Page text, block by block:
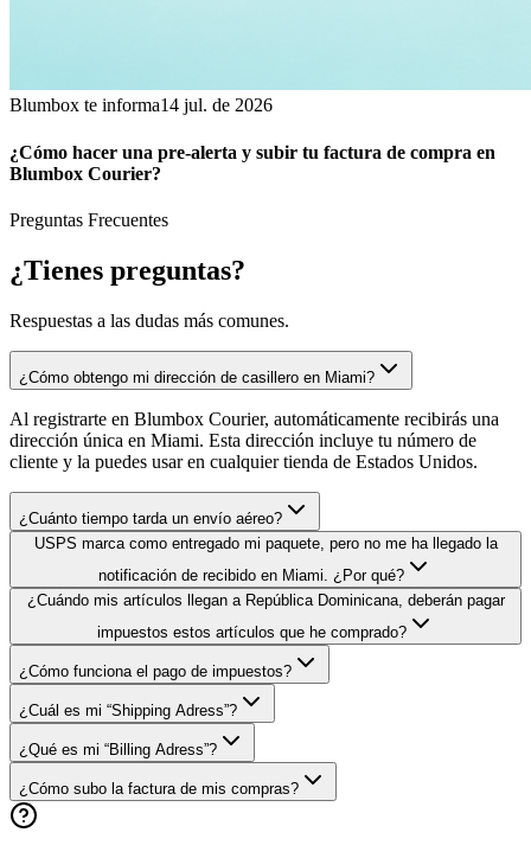
Blumbox te informa14 jul. de 2026
¿Cómo hacer una pre-alerta y subir tu factura de compra en
Blumbox Courier?
Preguntas Frecuentes
¿Tienes preguntas?
Respuestas a las dudas más comunes.
¿Cómo obtengo mi dirección de casillero en Miami?
Al registrarte en Blumbox Courier, automáticamente recibirás una
dirección única en Miami. Esta dirección incluye tu número de
cliente y la puedes usar en cualquier tienda de Estados Unidos.
¿Cuánto tiempo tarda un envío aéreo?
USPS marca como entregado mi paquete, pero no me ha llegado la
notificación de recibido en Miami. ¿Por qué?
¿Cuándo mis artículos llegan a República Dominicana, deberán pagar
impuestos estos artículos que he comprado?
¿Cómo funciona el pago de impuestos?
¿Cuál es mi “Shipping Adress”?
¿Qué es mi “Billing Adress”?
¿Cómo subo la factura de mis compras?